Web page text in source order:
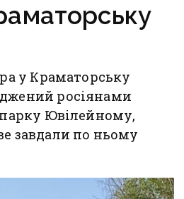
у Краматорську
росіянами
Ювілейному,
завдали по ньому